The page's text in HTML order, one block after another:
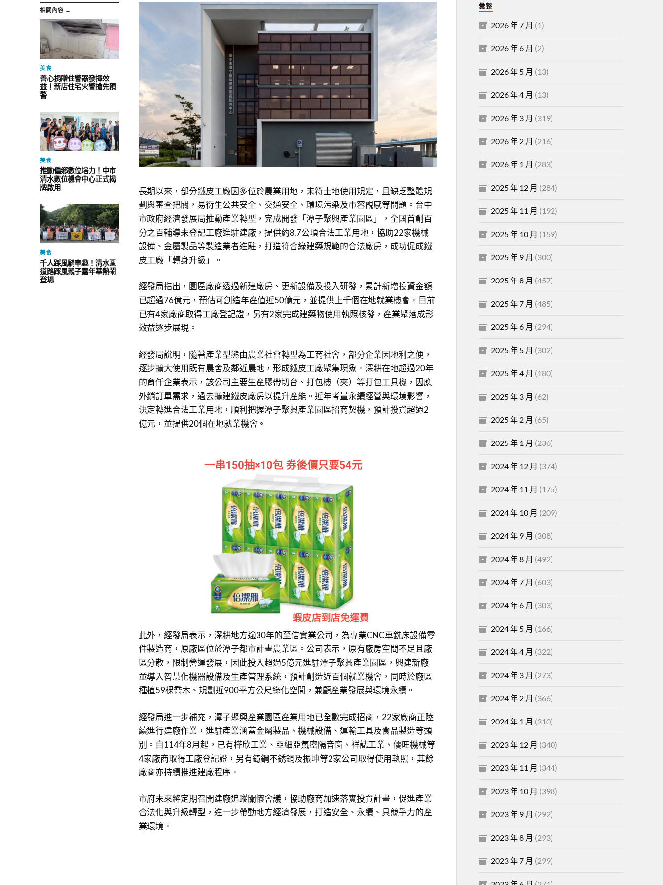
相關內容 →
美食
善心捐贈住警器發揮效
益！新店住宅火警搶先預
警
美食
推動偏鄉數位培力！中市
清水數位機會中心正式揭
牌啟用
美食
千人踩風騎車趣！清水區
道路踩風親子嘉年華熱鬧
登場
長期以來，部分鐵皮工廠因多位於農業用地，未符土地使用規定，且缺乏整體規
劃與審查把關，易衍生公共安全、交通安全、環境污染及市容觀感等問題。台中
市政府經濟發展局推動產業轉型，完成開發「潭子聚興產業園區」，全國首創百
分之百輔導未登記工廠進駐建廠，提供約8.7公頃合法工業用地，協助22家機械
設備、金屬製品等製造業者進駐，打造符合綠建築規範的合法廠房，成功促成鐵
皮工廠「轉身升級」。
經發局指出，園區廠商透過新建廠房、更新設備及投入研發，累計新增投資金額
已超過76億元，預估可創造年產值近50億元，並提供上千個在地就業機會。目前
已有4家廠商取得工廠登記證，另有2家完成建築物使用執照核發，產業聚落成形
效益逐步展現。
經發局說明，隨著產業型態由農業社會轉型為工商社會，部分企業因地利之便，
逐步擴大使用既有農舍及鄰近農地，形成鐵皮工廠聚集現象。深耕在地超過20年
的育仟企業表示，該公司主要生產膠帶切台、打包機（夾）等打包工具機，因應
外銷訂單需求，過去擴建鐵皮廠房以提升產能。近年考量永續經營與環境影響，
決定轉進合法工業用地，順利把握潭子聚興產業園區招商契機，預計投資超過2
億元，並提供20個在地就業機會。
此外，經發局表示，深耕地方逾30年的至信實業公司，為專業CNC車銑床設備零
件製造商，原廠區位於潭子都市計畫農業區。公司表示，原有廠房空間不足且廠
區分散，限制營運發展，因此投入超過5億元進駐潭子聚興產業園區，興建新廠
並導入智慧化機器設備及生產管理系統，預計創造近百個就業機會，同時於廠區
種植59棵喬木、規劃近900平方公尺綠化空間，兼顧產業發展與環境永續。
經發局進一步補充，潭子聚興產業園區產業用地已全數完成招商，22家廠商正陸
續進行建廠作業，進駐產業涵蓋金屬製品、機械設備、運輸工具及食品製造等類
別。自114年8月起，已有樺欣工業、亞細亞氣密隔音窗、祥誌工業、優旺機械等
4家廠商取得工廠登記證，另有鐿鋼不銹鋼及振坤等2家公司取得使用執照，其餘
廠商亦持續推進建廠程序。
市府未來將定期召開建廠追蹤關懷會議，協助廠商加速落實投資計畫，促進產業
合法化與升級轉型，進一步帶動地方經濟發展，打造安全、永續、具競爭力的產
業環境。
彙整
2026 年 7 月 (1)
2026 年 6 月 (2)
2026 年 5 月 (13)
2026 年 4 月 (13)
2026 年 3 月 (319)
2026 年 2 月 (216)
2026 年 1 月 (283)
2025 年 12 月 (284)
2025 年 11 月 (192)
2025 年 10 月 (159)
2025 年 9 月 (300)
2025 年 8 月 (457)
2025 年 7 月 (485)
2025 年 6 月 (294)
2025 年 5 月 (302)
2025 年 4 月 (180)
2025 年 3 月 (62)
2025 年 2 月 (65)
2025 年 1 月 (236)
2024 年 12 月 (374)
2024 年 11 月 (175)
2024 年 10 月 (209)
2024 年 9 月 (308)
2024 年 8 月 (492)
2024 年 7 月 (603)
2024 年 6 月 (303)
2024 年 5 月 (166)
2024 年 4 月 (322)
2024 年 3 月 (273)
2024 年 2 月 (366)
2024 年 1 月 (310)
2023 年 12 月 (340)
2023 年 11 月 (344)
2023 年 10 月 (398)
2023 年 9 月 (292)
2023 年 8 月 (293)
2023 年 7 月 (299)